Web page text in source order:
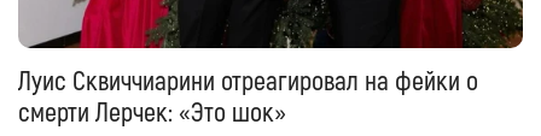
Луис Сквиччиарини отреагировал на фейки о
смерти Лерчек: «Это шок»